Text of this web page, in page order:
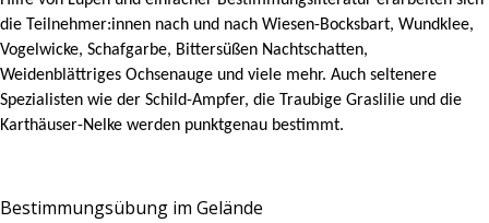
die Teilnehmer:innen nach und nach Wiesen-Bocksbart, Wundklee,
Vogelwicke, Schafgarbe, Bittersüßen Nachtschatten,
Weidenblättriges Ochsenauge und viele mehr. Auch seltenere
Spezialisten wie der Schild-Ampfer, die Traubige Graslilie und die
Karthäuser-Nelke werden punktgenau bestimmt.
Bestimmungsübung im Gelände